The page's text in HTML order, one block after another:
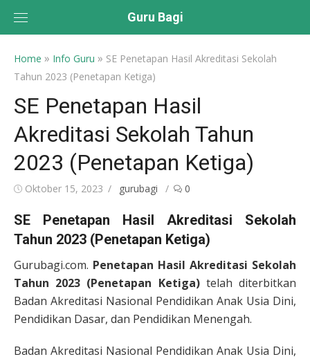
Guru Bagi
Home » Info Guru » SE Penetapan Hasil Akreditasi Sekolah
Tahun 2023 (Penetapan Ketiga)
SE Penetapan Hasil
Akreditasi Sekolah Tahun
2023 (Penetapan Ketiga)
Posted
Oktober 15, 2023 Author
gurubagi 0
SE Penetapan Hasil Akreditasi Sekolah
Tahun 2023 (Penetapan Ketiga)
Gurubagi.com. Penetapan Hasil Akreditasi Sekolah
Tahun 2023 (Penetapan Ketiga) telah diterbitkan
Badan Akreditasi Nasional Pendidikan Anak Usia Dini,
Pendidikan Dasar, dan Pendidikan Menengah.
Badan Akreditasi Nasional Pendidikan Anak Usia Dini,